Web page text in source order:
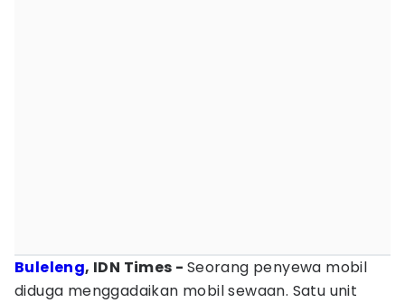
Buleleng, IDN Times - Seorang penyewa mobil
diduga menggadaikan mobil sewaan. Satu unit